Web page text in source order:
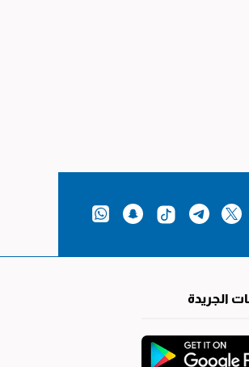
الجريدة